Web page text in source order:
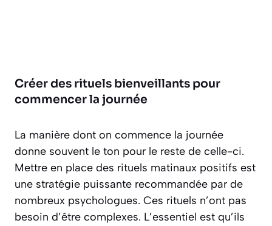
Créer des rituels bienveillants pour
commencer la journée
La manière dont on commence la journée
donne souvent le ton pour le reste de celle-ci.
Mettre en place des rituels matinaux positifs est
une stratégie puissante recommandée par de
nombreux psychologues. Ces rituels n’ont pas
besoin d’être complexes. L’essentiel est qu’ils